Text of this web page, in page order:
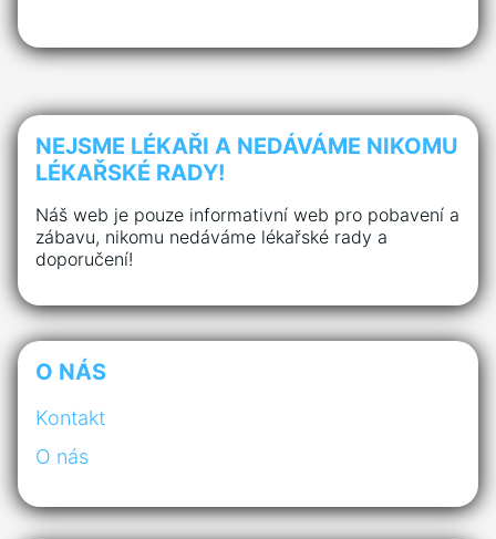
NEJSME LÉKAŘI A NEDÁVÁME NIKOMU
LÉKAŘSKÉ RADY!
Náš web je pouze informativní web pro pobavení a
zábavu, nikomu nedáváme lékařské rady a
doporučení!
O NÁS
Kontakt
O nás